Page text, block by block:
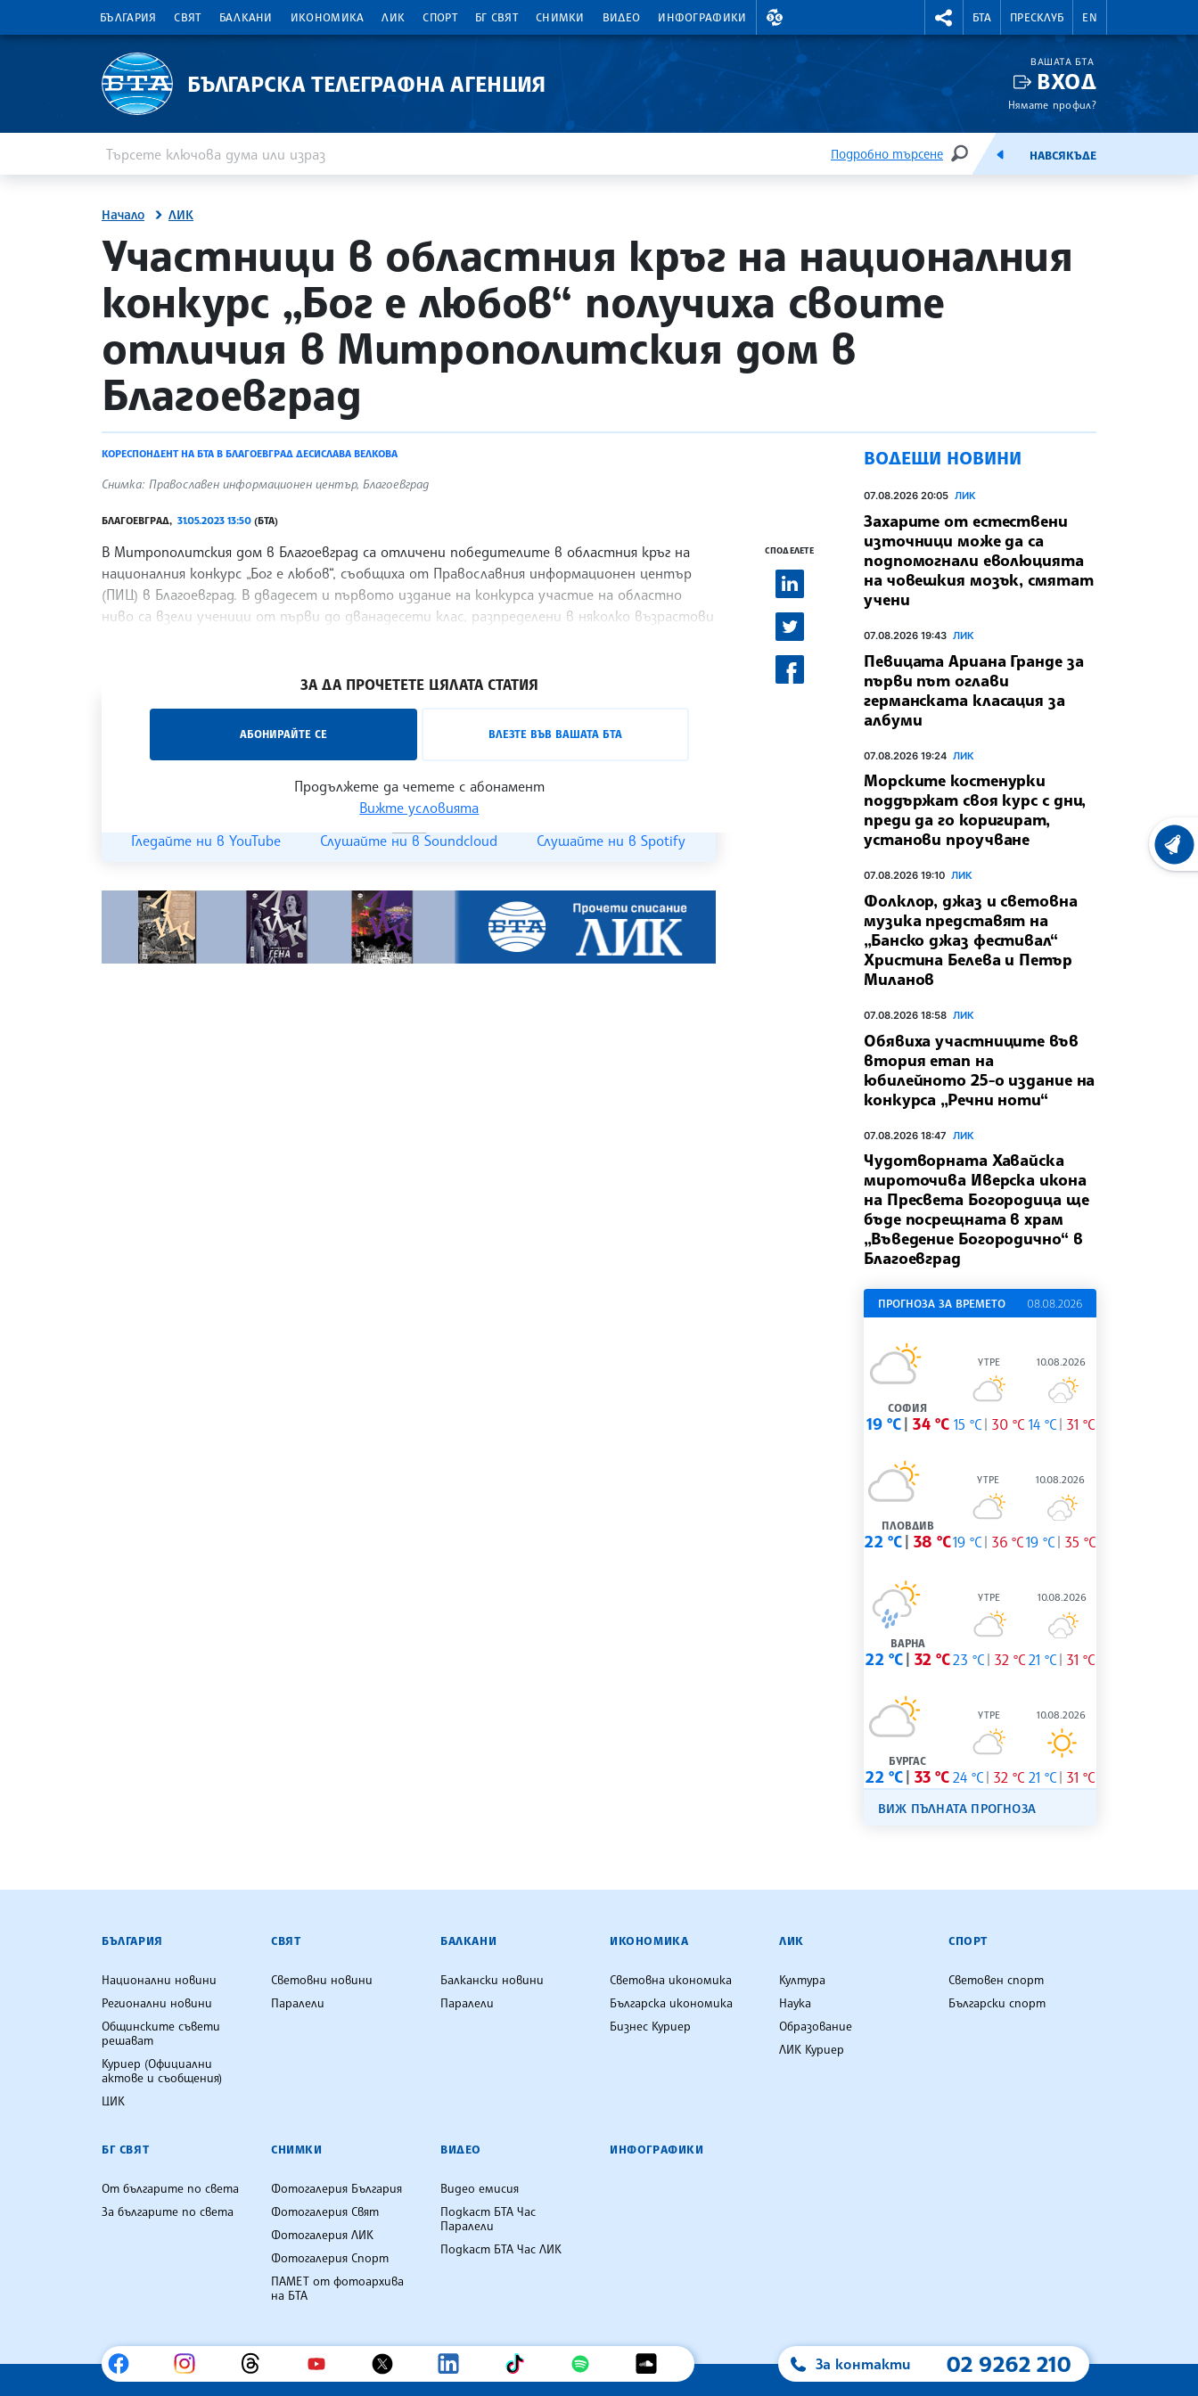
БЪЛГАРИЯ СВЯТ БАЛКАНИ ИКОНОМИКА ЛИК СПОРТ БГ СВЯТ СНИМКИ ВИДЕО ИНФОГРАФИКИ
ВАЛУТНИ КУРСОВЕ RIGHTMENU.SOCIAL
БТА ПРЕСКЛУБ EN
БЪЛГАРСКА ТЕЛЕГРАФНА АГЕНЦИЯ
ВАШАТА БТА
ВХОД
Нямате профил?
Подробно търсене
ТЪРСЕНЕЕМИСИЯНАВСЯКЪДЕ
Начало ЛИК
site.bta
Участници в областния кръг на националния
конкурс „Бог е любов“ получиха своите
отличия в Митрополитския дом в
Благоевград
КОРЕСПОНДЕНТ НА БТА В БЛАГОЕВГРАД ДЕСИСЛАВА ВЕЛКОВА
Снимка: Православен информационен център, Благоевград
БЛАГОЕВГРАД, 31.05.2023 13:50 (БТА)
В Митрополитския дом в Благоевград са отличени победителите в областния кръг на
националния конкурс „Бог е любов“, съобщиха от Православния информационен център
(ПИЦ) в Благоевград. В двадесет и първото издание на конкурса участие на областно
ниво са взели ученици от първи до дванадесети клас, разпределени в няколко възрастови
ЗА ДА ПРОЧЕТЕТЕ ЦЯЛАТА СТАТИЯ
АБОНИРАЙТЕ СЕ ВЛЕЗТЕ ВЪВ ВАШАТА БТА
Продължете да четете с абонамент
Вижте условията
„Час ЛИК“ на БТА е мястото за срещи отблизо с лицата на българската култура,
страницатаи вYouTube канала на БТА.
Гледайте ни в YouTube Слушайте ни в Soundcloud Слушайте ни в Spotify
СПОДЕЛЕТЕ
ВОДЕЩИ НОВИНИ
07.08.2026 20:05 ЛИК
Захарите от естествени
източници може да са
подпомогнали еволюцията
на човешкия мозък, смятат
учени
07.08.2026 19:43 ЛИК
Певицата Ариана Гранде за
първи път оглави
германската класация за
албуми
07.08.2026 19:24 ЛИК
Морските костенурки
поддържат своя курс с дни,
преди да го коригират,
установи проучване
07.08.2026 19:10 ЛИК
Фолклор, джаз и световна
музика представят на
„Банско джаз фестивал“
Христина Белева и Петър
Миланов
07.08.2026 18:58 ЛИК
Обявиха участниците във
втория етап на
юбилейното 25-о издание на
конкурса „Речни ноти“
07.08.2026 18:47 ЛИК
Чудотворната Хавайска
мироточива Иверска икона
на Пресвета Богородица ще
бъде посрещната в храм
„Въведение Богородично“ в
Благоевград
ПРОГНОЗА ЗА ВРЕМЕТО 08.08.2026
СОФИЯ
19 °C 34 °C
УТРЕ
15 °C 30 °C
10.08.2026
14 °C 31 °C
ПЛОВДИВ
22 °C 38 °C
УТРЕ
19 °C 36 °C
10.08.2026
19 °C 35 °C
ВАРНА
22 °C 32 °C
УТРЕ
23 °C 32 °C
10.08.2026
21 °C 31 °C
БУРГАС
22 °C 33 °C
УТРЕ
24 °C 32 °C
10.08.2026
21 °C 31 °C
ВИЖ ПЪЛНАТА ПРОГНОЗА
БЪЛГАРСКА ТЕЛЕГРАФНА АГЕНЦИЯ
БЪЛГАРИЯ
Национални новини
Регионални новини
Общинските съвети
решават
Куриер (Официални
актове и съобщения)
ЦИК
СВЯТ
Световни новини
Паралели
БАЛКАНИ
Балкански новини
Паралели
ИКОНОМИКА
Световна икономика
Българска икономика
Бизнес Куриер
ЛИК
Култура
Наука
Образование
ЛИК Куриер
СПОРТ
Световен спорт
Български спорт
БГ СВЯТ
От българите по света
За българите по света
СНИМКИ
Фотогалерия България
Фотогалерия Свят
Фотогалерия ЛИК
Фотогалерия Спорт
ПАМЕТ от фотоархива
на БТА
ВИДЕО
Видео емисия
Подкаст БТА Час
Паралели
Подкаст БТА Час ЛИК
ИНФОГРАФИКИ
За контакти 02 9262 210